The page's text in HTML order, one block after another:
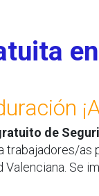
en
de
trabajadores/as
Se